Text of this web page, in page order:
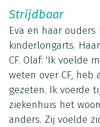
Strijdbaar
Eva en haar
kinderlongarts.
CF. Olaf: 'Ik voelde
weten over CF,
gezeten. Ik voerde
ziekenhuis het
anders. Zij voelde